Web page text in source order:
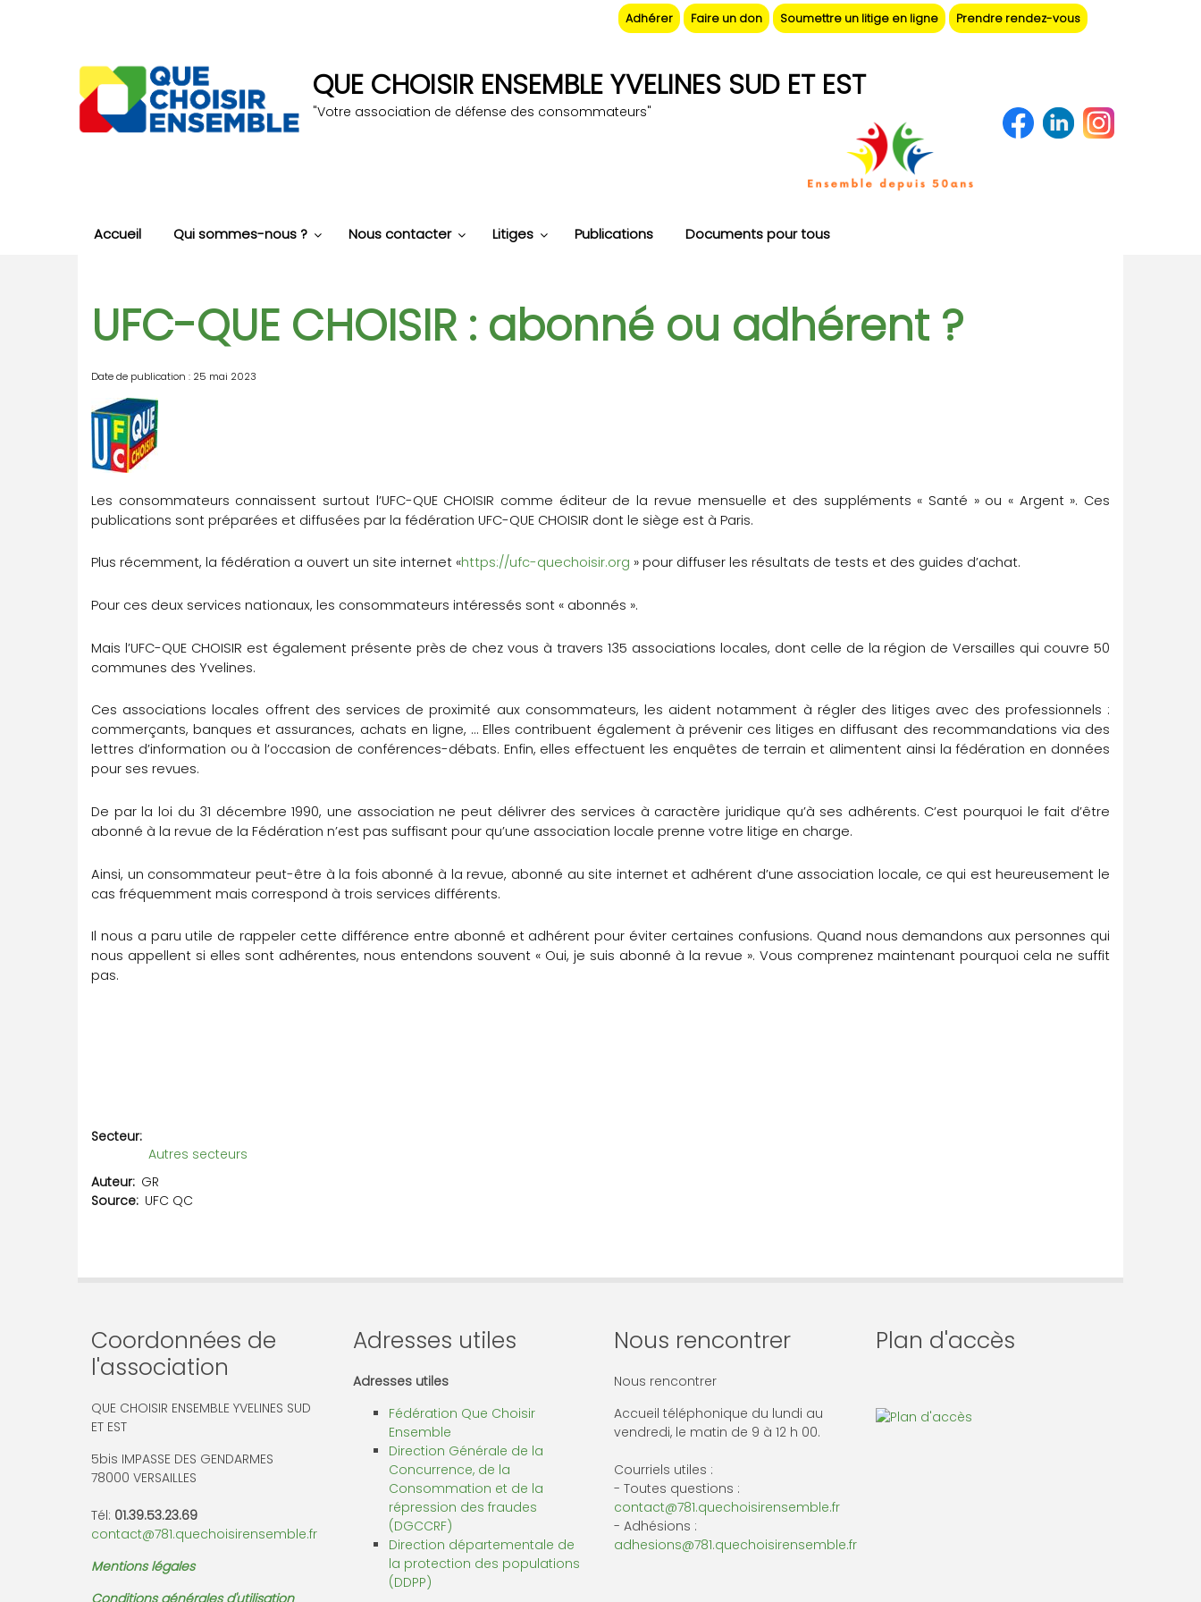
Adhérer Faire un don Soumettre un litige en ligne Prendre rendez-vous
QUE CHOISIR ENSEMBLE YVELINES SUD ET EST
"Votre association de défense des consommateurs"
Accueil Qui sommes-nous ? Nous contacter Litiges Publications Documents pour tous
UFC-QUE CHOISIR : abonné ou adhérent ?
Date de publication : 25 mai 2023
Les consommateurs connaissent surtout l’UFC-QUE CHOISIR comme éditeur de la revue mensuelle et des suppléments « Santé » ou « Argent ». Ces
publications sont préparées et diffusées par la fédération UFC-QUE CHOISIR dont le siège est à Paris.
Plus récemment, la fédération a ouvert un site internet «https://ufc-quechoisir.org » pour diffuser les résultats de tests et des guides d’achat.
Pour ces deux services nationaux, les consommateurs intéressés sont « abonnés ».
Mais l’UFC-QUE CHOISIR est également présente près de chez vous à travers 135 associations locales, dont celle de la région de Versailles qui couvre 50
communes des Yvelines.
Ces associations locales offrent des services de proximité aux consommateurs, les aident notamment à régler des litiges avec des professionnels :
commerçants, banques et assurances, achats en ligne, … Elles contribuent également à prévenir ces litiges en diffusant des recommandations via des
lettres d’information ou à l’occasion de conférences-débats. Enfin, elles effectuent les enquêtes de terrain et alimentent ainsi la fédération en données
pour ses revues.
De par la loi du 31 décembre 1990, une association ne peut délivrer des services à caractère juridique qu’à ses adhérents. C’est pourquoi le fait d’être
abonné à la revue de la Fédération n’est pas suffisant pour qu’une association locale prenne votre litige en charge.
Ainsi, un consommateur peut-être à la fois abonné à la revue, abonné au site internet et adhérent d’une association locale, ce qui est heureusement le
cas fréquemment mais correspond à trois services différents.
Il nous a paru utile de rappeler cette différence entre abonné et adhérent pour éviter certaines confusions. Quand nous demandons aux personnes qui
nous appellent si elles sont adhérentes, nous entendons souvent « Oui, je suis abonné à la revue ». Vous comprenez maintenant pourquoi cela ne suffit
pas.
Secteur
Autres secteurs
Auteur GR
Source UFC QC
Coordonnées de
l'association
QUE CHOISIR ENSEMBLE YVELINES SUD
ET EST
5bis IMPASSE DES GENDARMES
78000 VERSAILLES
Tél: 01.39.53.23.69
contact@781.quechoisirensemble.fr
Mentions légales
Adresses utiles
Adresses utiles
Fédération Que Choisir
Ensemble
Direction Générale de la
Concurrence, de la
Consommation et de la
répression des fraudes
(DGCCRF)
Direction départementale de
la protection des populations
(DDPP)
Nous rencontrer
Nous rencontrer
Accueil téléphonique du lundi au
vendredi, le matin de 9 à 12 h 00.
Courriels utiles :
- Toutes questions :
contact@781.quechoisirensemble.fr
- Adhésions :
adhesions@781.quechoisirensemble.fr
Plan d'accès